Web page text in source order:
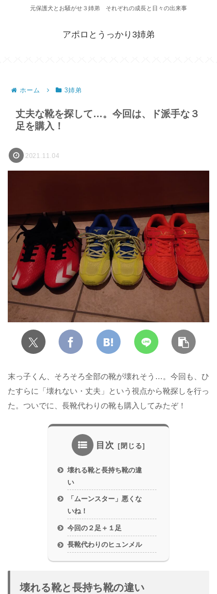
元保護犬とお騒がせ３姉弟 それぞれの成長と日々の出来事
アポロとうっかり3姉弟
ホーム 3姉弟
丈夫な靴を探して…。今回は、ド派手な３
足を購入！
2021.11.04
末っ子くん、そろそろ全部の靴が壊れそう…。今回も、ひ
たすらに「壊れない・丈夫」という視点から靴探しを行っ
た。ついでに、長靴代わりの靴も購入してみたぞ！
目次
壊れる靴と長持ち靴の違
い
「ムーンスター」悪くな
いね！
今回の２足＋１足
長靴代わりのヒュンメル
壊れる靴と長持ち靴の違い